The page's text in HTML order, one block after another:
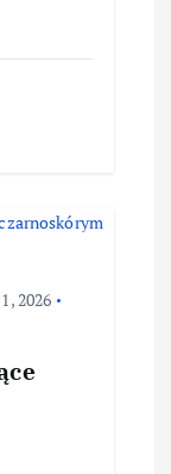
2026